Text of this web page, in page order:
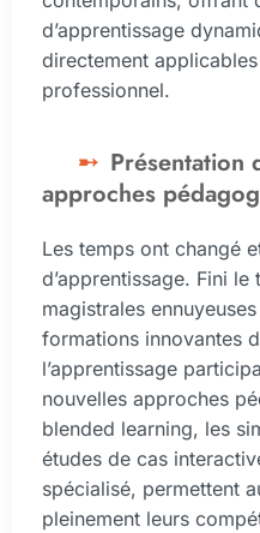
d’apprentissage
directement
professionnel.
Présentation
approches
Les temps ont changé
d’apprentissage. Fini
magistrales
formations innovantes
l’apprentissage
nouvelles approches
blended learning, les
études de cas
spécialisé, permettent
pleinement leurs